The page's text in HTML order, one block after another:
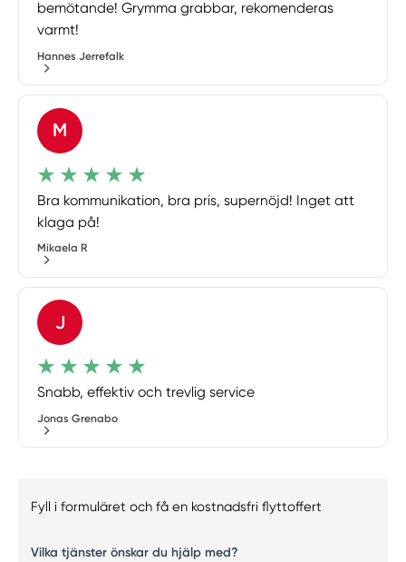
bemötande! Grymma grabbar, rekomenderas
varmt!
Hannes Jerrefalk
M
Bra kommunikation, bra pris, supernöjd! Inget att
klaga på!
Mikaela R
J
Snabb, effektiv och trevlig service
Jonas Grenabo
Fyll i formuläret och få en kostnadsfri flyttoffert
Vilka tjänster önskar du hjälp med?